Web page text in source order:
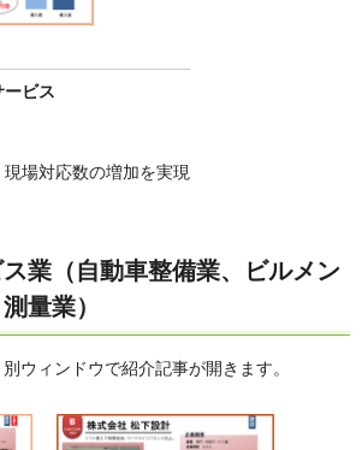
ービス
場対応数の増加を実現
業（自動車整備業、ビルメン
量業）
ウィンドウで紹介記事が開きます。